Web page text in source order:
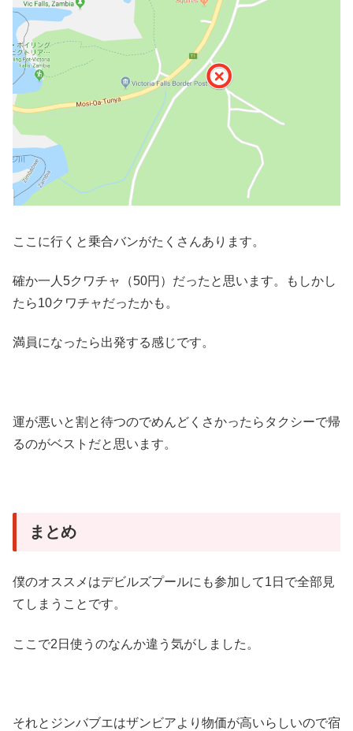
ここに行くと乗合バンがたくさんあります。
確か一人5クワチャ（50円）だったと思います。もしかし
たら10クワチャだったかも。
満員になったら出発する感じです。
運が悪いと割と待つのでめんどくさかったらタクシーで帰
るのがベストだと思います。
まとめ
僕のオススメはデビルズプールにも参加して1日で全部見
てしまうことです。
ここで2日使うのなんか違う気がしました。
それとジンバブエはザンビアより物価が高いらしいので宿